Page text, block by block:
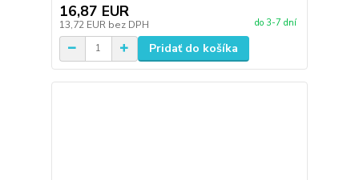
16,87 EUR
13,72 EUR bez DPH do 3-7 dní
Pridať do košíka